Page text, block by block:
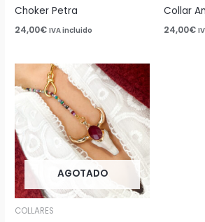
Choker Petra
24,00€ IVA incluido
Collar
24,00€
AGOTADO
COLLARES